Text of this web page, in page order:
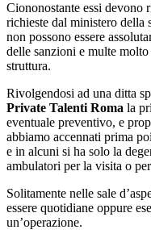
Ciononostante essi devono
richieste dal ministero della
non possono essere
delle sanzioni e multe
struttura.
Rivolgendosi ad una ditta
Private Talenti Roma la
eventuale preventivo, e
abbiamo accennati prima
e in alcuni si ha solo la
ambulatori per la visita o
Solitamente nelle sale
essere quotidiane oppure
un’operazione.